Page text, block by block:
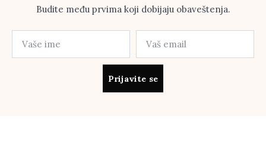
Budite među prvima koji dobijaju obaveštenja.
Prijavite se